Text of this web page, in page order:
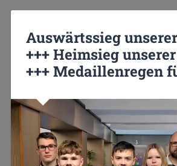
Auswärtssieg
+++ Heimsieg
+++ Medaillenregen